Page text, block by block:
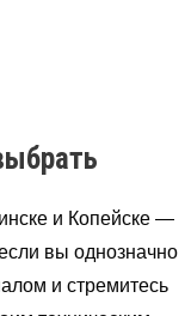
и Копейске —
вы однозначно
и стремитесь